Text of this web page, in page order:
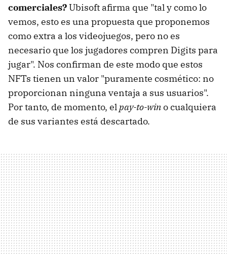
comerciales?Ubisoft afirma que "tal y como lo
vemos, esto es una propuesta que proponemos
como extra a los videojuegos, pero no es
necesario que los jugadores compren Digits para
jugar". Nos confirman de este modo que estos
NFTs tienen un valor "puramente cosmético: no
proporcionan ninguna ventaja a sus usuarios".
Por tanto, de momento, elpay-to-wino cualquiera
de sus variantes está descartado.